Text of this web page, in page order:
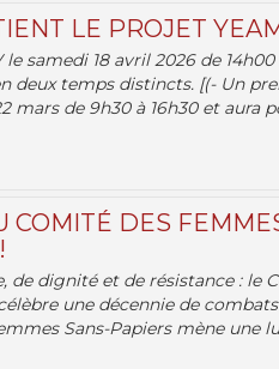
LE PROJET
le samedi 18 avril 2026 de
deux temps distincts. [(- Un
mars de 9h30 à 16h30 et aura
COMITÉ DES
de dignité et de résistance : le
une décennie de
Sans-Papiers mène une